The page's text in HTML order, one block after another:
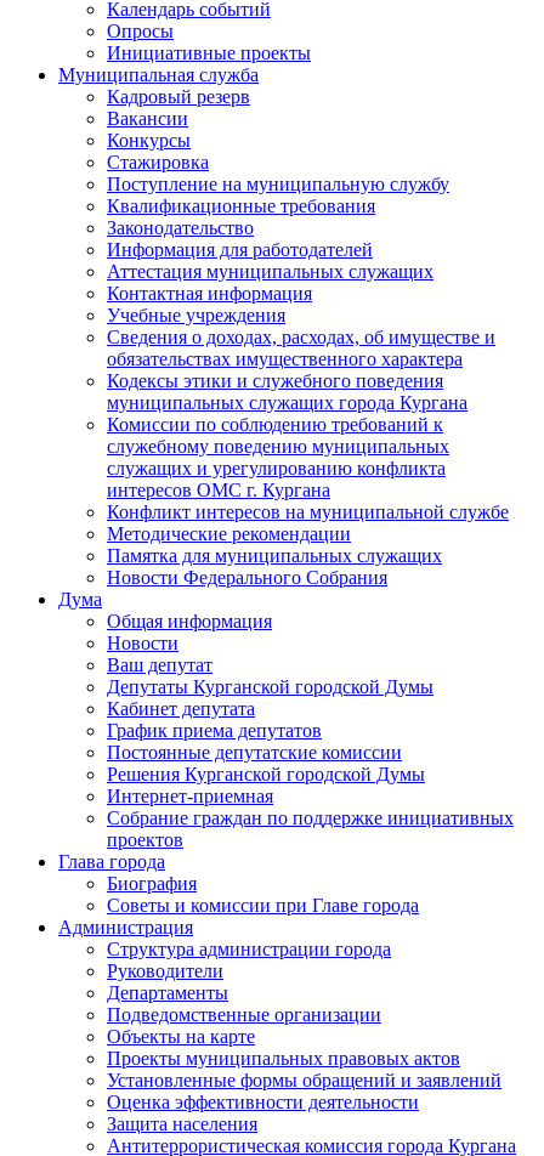
Календарь событий
Опросы
Инициативные проекты
Муниципальная служба
Кадровый резерв
Вакансии
Конкурсы
Стажировка
Поступление на муниципальную службу
Квалификационные требования
Законодательство
Информация для работодателей
Аттестация муниципальных служащих
Контактная информация
Учебные учреждения
Сведения о доходах, расходах, об имуществе и
обязательствах имущественного характера
Кодексы этики и служебного поведения
муниципальных служащих города Кургана
Комиссии по соблюдению требований к
служебному поведению муниципальных
служащих и урегулированию конфликта
интересов ОМС г. Кургана
Конфликт интересов на муниципальной службе
Методические рекомендации
Памятка для муниципальных служащих
Новости Федерального Cобрания
Дума
Общая информация
Новости
Ваш депутат
Депутаты Курганской городской Думы
Кабинет депутата
График приема депутатов
Постоянные депутатские комиссии
Решения Курганской городской Думы
Интернет-приемная
Собрание граждан по поддержке инициативных
проектов
Глава города
Биография
Советы и комиссии при Главе города
Администрация
Структура администрации города
Руководители
Департаменты
Подведомственные организации
Объекты на карте
Проекты муниципальных правовых актов
Установленные формы обращений и заявлений
Оценка эффективности деятельности
Защита населения
Антитеррористическая комиссия города Кургана